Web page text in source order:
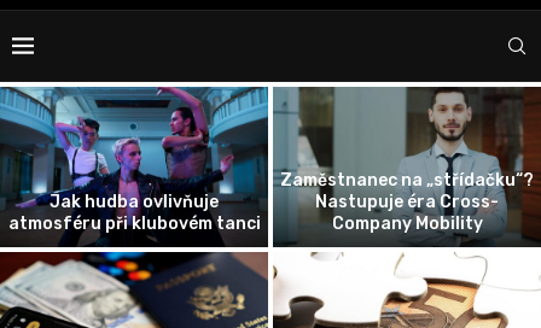
Jak hudba ovlivňuje
atmosféru při klubovém tanci
Zaměstnanec na „střídačku“?
Nastupuje éra Cross-
Company Mobility